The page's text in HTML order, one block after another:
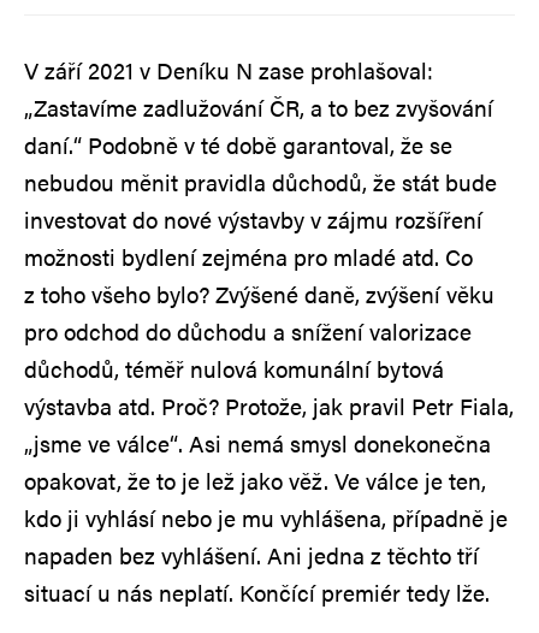
V září 2021 v Deníku N zase prohlašoval:
„Zastavíme zadlužování ČR, a to bez zvyšování
daní.“ Podobně v té době garantoval, že se
nebudou měnit pravidla důchodů, že stát bude
investovat do nové výstavby v zájmu rozšíření
možnosti bydlení zejména pro mladé atd. Co
z toho všeho bylo? Zvýšené daně, zvýšení věku
pro odchod do důchodu a snížení valorizace
důchodů, téměř nulová komunální bytová
výstavba atd. Proč? Protože, jak pravil Petr Fiala,
„jsme ve válce“. Asi nemá smysl donekonečna
opakovat, že to je lež jako věž. Ve válce je ten,
kdo ji vyhlásí nebo je mu vyhlášena, případně je
napaden bez vyhlášení. Ani jedna z těchto tří
situací u nás neplatí. Končící premiér tedy lže.